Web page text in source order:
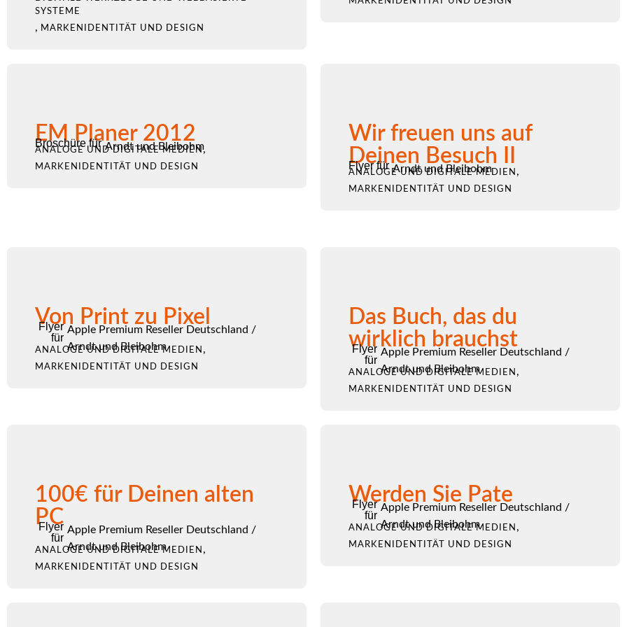
SYSTEME
, MARKENIDENTITÄT UND DESIGN
EM Planer 2012
Broschüre für Arndt und Bleibohm
ANALOGE UND DIGITALE MEDIEN,
MARKENIDENTITÄT UND DESIGN
Wir freuen uns auf
Deinen Besuch II
Flyer für Arndt und Bleibohm
ANALOGE UND DIGITALE MEDIEN ,
MARKENIDENTITÄT UND DESIGN
Von Print zu Pixel
Flyer
für
Apple Premium Reseller Deutschland /
Arndt und Bleibohm
ANALOGE UND DIGITALE MEDIEN ,
MARKENIDENTITÄT UND DESIGN
Das Buch, das du
wirklich brauchst
Flyer
für
Apple Premium Reseller Deutschland /
Arndt und Bleibohm
ANALOGE UND DIGITALE MEDIEN ,
MARKENIDENTITÄT UND DESIGN
100€ für Deinen alten
PC
Flyer
für
Apple Premium Reseller Deutschland /
Arndt und Bleibohm
ANALOGE UND DIGITALE MEDIEN ,
MARKENIDENTITÄT UND DESIGN
Werden Sie Pate
Flyer
für
Apple Premium Reseller Deutschland /
Arndt und Bleibohm
ANALOGE UND DIGITALE MEDIEN ,
MARKENIDENTITÄT UND DESIGN